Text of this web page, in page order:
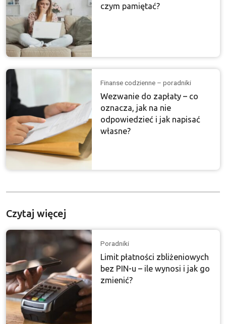
czym pamiętać?
Finanse codzienne – poradniki
Wezwanie do zapłaty – co
oznacza, jak na nie
odpowiedzieć i jak napisać
własne?
Czytaj więcej
Poradniki
Limit płatności zbliżeniowych
bez PIN-u – ile wynosi i jak go
zmienić?